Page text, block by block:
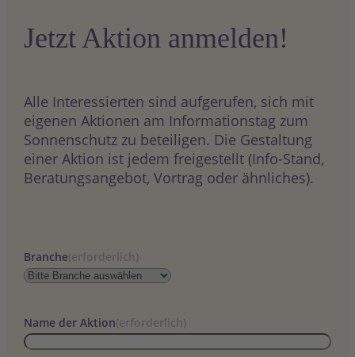
Jetzt Aktion anmelden!
Alle Interessierten sind aufgerufen, sich mit
eigenen Aktionen am Informationstag zum
Sonnenschutz zu beteiligen. Die Gestaltung
einer Aktion ist jedem freigestellt (Info-Stand,
Beratungsangebot, Vortrag oder ähnliches).
Branche(erforderlich)
Name der Aktion(erforderlich)